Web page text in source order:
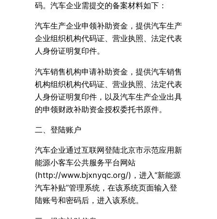
码。汽车企业需提交的备案材料如下：
汽车生产企业申领补助资金，提供汽车生产
企业组织机构代码证、营业执照、法定代表
人身份证明复印件。
汽车销售机构申请补助资金，提供汽车销售
机构组织机构代码证、营业执照、法定代表
人身份证明复印件，以及汽车生产企业出具
的申领财政补助资金授权委托书原件。
二、登陆账户
汽车企业通过互联网登陆北京市示范应用新
能源小客车公共服务平台网站
(http://www.bjxnyqc.org/)，进入“新能源
汽车补贴”管理系统，在该系统页面输入登
陆账号和密码后，进入该系统。